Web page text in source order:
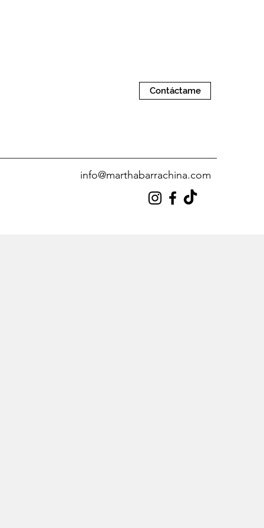
Contáctame
info@marthabarrachina.com